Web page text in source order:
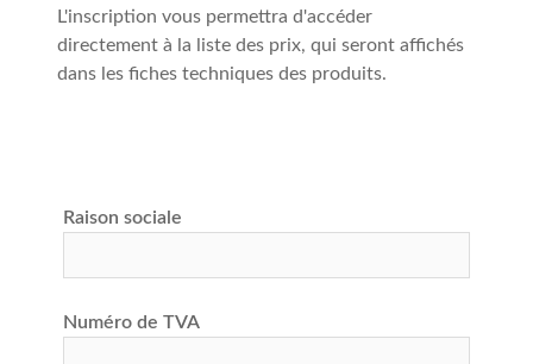
L'inscription vous permettra d'accéder
directement à la liste des prix, qui seront affichés
dans les fiches techniques des produits.
Raison sociale
Numéro de TVA